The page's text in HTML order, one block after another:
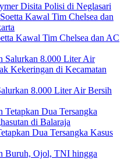
Disita Polisi di Neglasari
Kawal Tim Chelsea dan AC
8.000 Liter Air Bersih
Dua Tersangka Kasus